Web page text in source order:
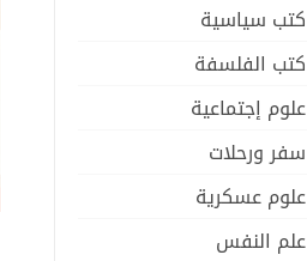
كتب سياسية
كتب الفلسفة
علوم إجتماعية
سفر ورحلات
علوم عسكرية
علم النفس